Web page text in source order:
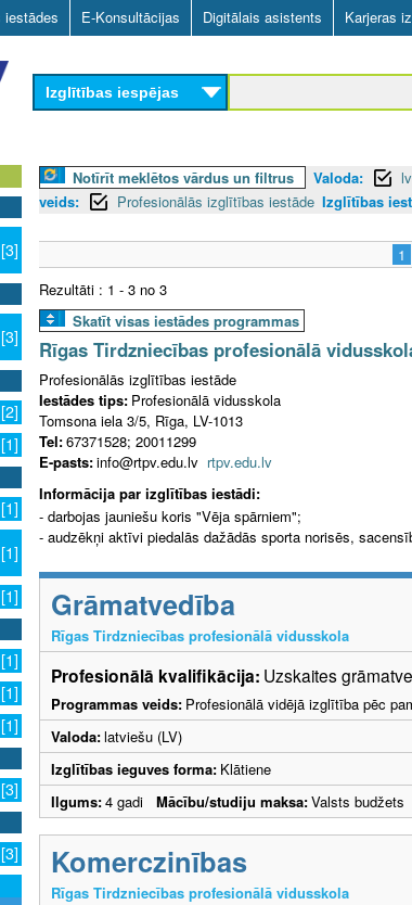
Skip
to
main
content
E-Konsultācijas Digitālais asistents Karjeras
Izglītības iespējas
[3]
[3]
[2]
[1]
[1]
[1]
[1]
[1]
[1]
[1]
[3]
[3]
Notīrīt meklētos vārdus un filtrus Valoda: lv
veids:
Profesionālās izglītības iestāde Izglītības
1
Rezultāti : 1 - 3 no 3
Skatīt visas iestādes programmas
Rīgas Tirdzniecības profesionālā
Profesionālās izglītības iestāde
Iestādes tips: Profesionālā vidusskola
Tomsona iela 3/5, Rīga, LV-1013
Tel:67371528; 20011299
E-pasts:info@rtpv.edu.lv rtpv.edu.lv
Informācija par izglītības iestādi:
- darbojas jauniešu koris "Vēja spārniem";
- audzēkņi aktīvi piedalās dažādās sporta norisēs,
Grāmatvedība
Rīgas Tirdzniecības profesionālā vidusskola
Profesionālā kvalifikācija: Uzskaites
Programmas veids: Profesionālā vidējā izglītība pēc
Valoda:latviešu (LV)
Izglītības ieguves forma: Klātiene
Ilgums:4 gadi Mācību/studiju maksa:Valsts budžets
Komerczinības
Rīgas Tirdzniecības profesionālā vidusskola